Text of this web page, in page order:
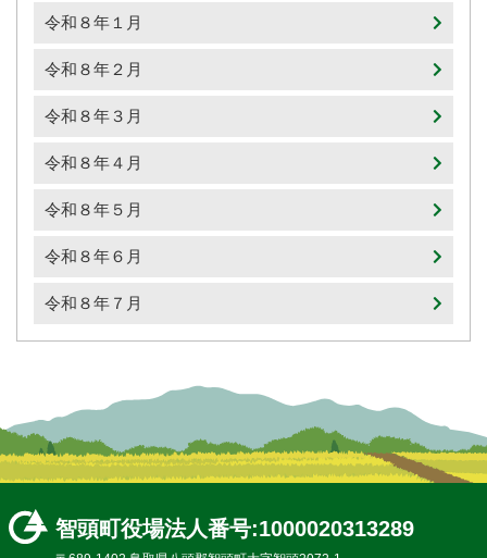
令和８年１月
令和８年２月
令和８年３月
令和８年４月
令和８年５月
令和８年６月
令和８年７月
智頭町役場法人番号:1000020313289